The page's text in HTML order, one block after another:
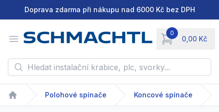
Doprava zdarma při nákupu nad 6000 Kč bez DPH
Open menu
0
0,00 Kč
items in cart,
Hledat instalační krabice, plc, svorky...
Home
Polohové spínače Koncové spínače